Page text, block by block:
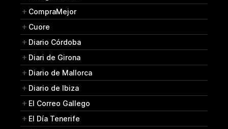
CompraMejor
Cuore
Diario Córdoba
Diari de Girona
Diario de Mallorca
Diario de Ibiza
El Correo Gallego
El Día Tenerife